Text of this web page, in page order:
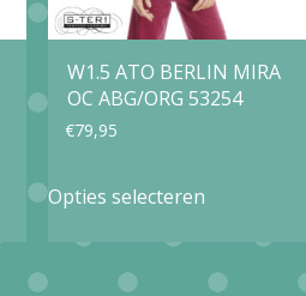
op
de
W1.5 ATO BERLIN MIRA
OC ABG/ORG 53254
€79,95
Opties selecteren